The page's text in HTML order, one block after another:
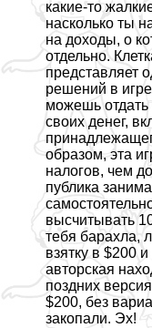
какие-то
насколько ты
на доходы, о
отдельно.
представляет
решений в
можешь отдать
своих денег,
образом, эта
налогов, чем
публика
высчитывать
тебя барахла,
взятку в $200
авторская
поздних
$200, без
закопали. Эх!